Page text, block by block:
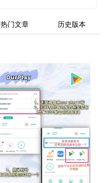
热门文章 历史版本